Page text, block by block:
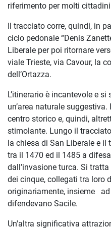
riferimento per molti
Il tracciato corre, quindi, in
ciclo pedonale “Denis
Liberale per poi ritornare
viale Trieste, via Cavour, la
dell’Ortazza.
L’itinerario è incantevole e
un’area naturale
centro storico e, quindi,
stimolante. Lungo il
la chiesa di San Liberale e il
tra il 1470 ed il 1485 a
dall’invasione turca. Si
dei cinque, collegati tra loro
originariamente, insieme
difendevano Sacile.
Un'altra significativa